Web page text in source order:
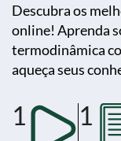
Descubra os
online! Aprenda
termodinâmica
aqueça seus
1 1